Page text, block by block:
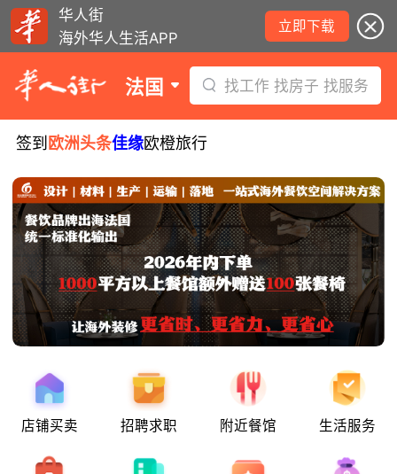
华人街
海外华人生活APP
立即下载
法国 找工作 找房子 找服务
签到 欧洲头条佳缘欧橙旅行
店铺买卖 招聘求职 附近餐馆 生活服务